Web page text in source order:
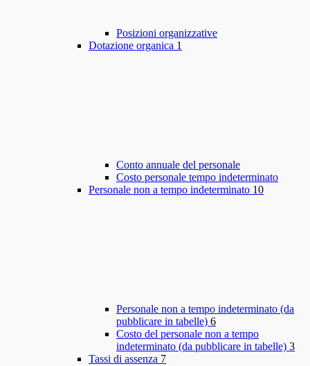
Posizioni organizzative
Dotazione organica 1
Conto annuale del personale
Costo personale tempo indeterminato
Personale non a tempo indeterminato 10
Personale non a tempo indeterminato (da
pubblicare in tabelle) 6
Costo del personale non a tempo
indeterminato (da pubblicare in tabelle) 3
Tassi di assenza 7